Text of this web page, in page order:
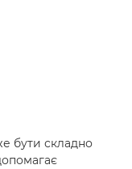
бути складно